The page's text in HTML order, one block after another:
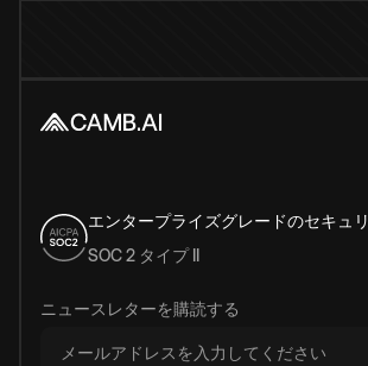
エンタープライズグレードのセキュ
SOC 2 タイプ II
ニュースレターを購読する